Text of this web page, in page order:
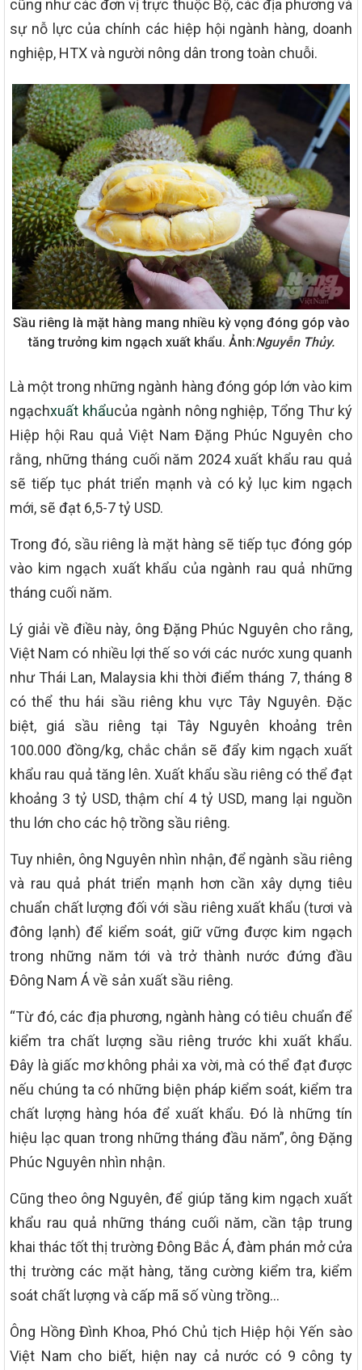
cũng như các đơn vị trực thuộc Bộ, các địa phương và
sự nỗ lực của chính các hiệp hội ngành hàng, doanh
nghiệp, HTX và người nông dân trong toàn chuỗi.
Sầu riêng là mặt hàng mang nhiều kỳ vọng đóng góp vào
tăng trưởng kim ngạch xuất khẩu. Ảnh:Nguyễn Thủy.
Là một trong những ngành hàng đóng góp lớn vào kim
ngạchxuất khẩucủa ngành nông nghiệp, Tổng Thư ký
Hiệp hội Rau quả Việt Nam Đặng Phúc Nguyên cho
rằng, những tháng cuối năm 2024 xuất khẩu rau quả
sẽ tiếp tục phát triển mạnh và có kỷ lục kim ngạch
mới, sẽ đạt 6,5-7 tỷ USD.
Trong đó, sầu riêng là mặt hàng sẽ tiếp tục đóng góp
vào kim ngạch xuất khẩu của ngành rau quả những
tháng cuối năm.
Lý giải về điều này, ông Đặng Phúc Nguyên cho rằng,
Việt Nam có nhiều lợi thế so với các nước xung quanh
như Thái Lan, Malaysia khi thời điểm tháng 7, tháng 8
có thể thu hái sầu riêng khu vực Tây Nguyên. Đặc
biệt, giá sầu riêng tại Tây Nguyên khoảng trên
100.000 đồng/kg, chắc chắn sẽ đẩy kim ngạch xuất
khẩu rau quả tăng lên. Xuất khẩu sầu riêng có thể đạt
khoảng 3 tỷ USD, thậm chí 4 tỷ USD, mang lại nguồn
thu lớn cho các hộ trồng sầu riêng.
Tuy nhiên, ông Nguyên nhìn nhận, để ngành sầu riêng
và rau quả phát triển mạnh hơn cần xây dựng tiêu
chuẩn chất lượng đối với sầu riêng xuất khẩu (tươi và
đông lạnh) để kiểm soát, giữ vững được kim ngạch
trong những năm tới và trở thành nước đứng đầu
Đông Nam Á về sản xuất sầu riêng.
“Từ đó, các địa phương, ngành hàng có tiêu chuẩn để
kiểm tra chất lượng sầu riêng trước khi xuất khẩu.
Đây là giấc mơ không phải xa vời, mà có thể đạt được
nếu chúng ta có những biện pháp kiểm soát, kiểm tra
chất lượng hàng hóa để xuất khẩu. Đó là những tín
hiệu lạc quan trong những tháng đầu năm”, ông Đặng
Phúc Nguyên nhìn nhận.
Cũng theo ông Nguyên, để giúp tăng kim ngạch xuất
khẩu rau quả những tháng cuối năm, cần tập trung
khai thác tốt thị trường Đông Bắc Á, đàm phán mở cửa
thị trường các mặt hàng, tăng cường kiểm tra, kiểm
soát chất lượng và cấp mã số vùng trồng…
Ông Hồng Đình Khoa, Phó Chủ tịch Hiệp hội Yến sào
Việt Nam cho biết, hiện nay cả nước có 9 công ty